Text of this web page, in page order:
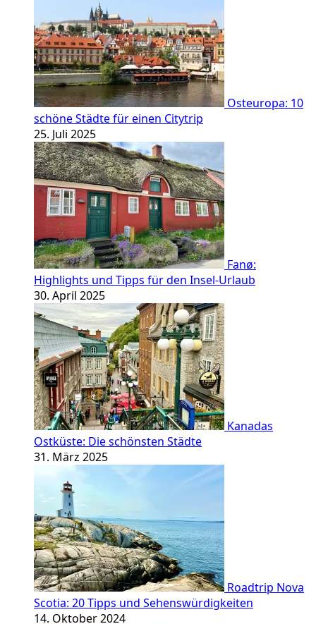
Osteuropa: 10
schöne Städte für einen Citytrip
25. Juli 2025
Fanø:
Highlights und Tipps für den Insel-Urlaub
30. April 2025
Kanadas
Ostküste: Die schönsten Städte
31. März 2025
Roadtrip Nova
Scotia: 20 Tipps und Sehenswürdigkeiten
14. Oktober 2024